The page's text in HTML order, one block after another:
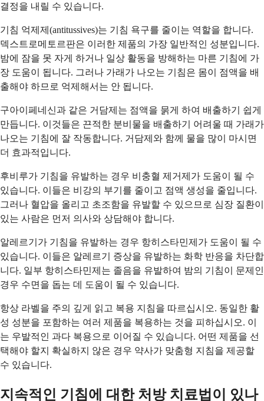
결정을 내릴 수 있습니다.
기침 억제제(antitussives)는 기침 욕구를 줄이는 역할을 합니다.
덱스트로메토르판은 이러한 제품의 가장 일반적인 성분입니다.
밤에 잠을 못 자게 하거나 일상 활동을 방해하는 마른 기침에 가
장 도움이 됩니다. 그러나 가래가 나오는 기침은 몸이 점액을 배
출해야 하므로 억제해서는 안 됩니다.
구아이페네신과 같은 거담제는 점액을 묽게 하여 배출하기 쉽게
만듭니다. 이것들은 끈적한 분비물을 배출하기 어려울 때 가래가
나오는 기침에 잘 작동합니다. 거담제와 함께 물을 많이 마시면
더 효과적입니다.
후비루가 기침을 유발하는 경우 비충혈 제거제가 도움이 될 수
있습니다. 이들은 비강의 부기를 줄이고 점액 생성을 줄입니다.
그러나 혈압을 올리고 초조함을 유발할 수 있으므로 심장 질환이
있는 사람은 먼저 의사와 상담해야 합니다.
알레르기가 기침을 유발하는 경우 항히스타민제가 도움이 될 수
있습니다. 이들은 알레르기 증상을 유발하는 화학 반응을 차단합
니다. 일부 항히스타민제는 졸음을 유발하여 밤의 기침이 문제인
경우 수면을 돕는 데 도움이 될 수 있습니다.
항상 라벨을 주의 깊게 읽고 복용 지침을 따르십시오. 동일한 활
성 성분을 포함하는 여러 제품을 복용하는 것을 피하십시오. 이
는 우발적인 과다 복용으로 이어질 수 있습니다. 어떤 제품을 선
택해야 할지 확실하지 않은 경우 약사가 맞춤형 지침을 제공할
수 있습니다.
지속적인 기침에 대한 처방 치료법이 있나